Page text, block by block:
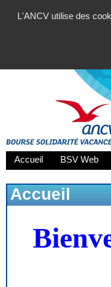
L'ANCV utilise des
Accueil BSV Web
Accueil